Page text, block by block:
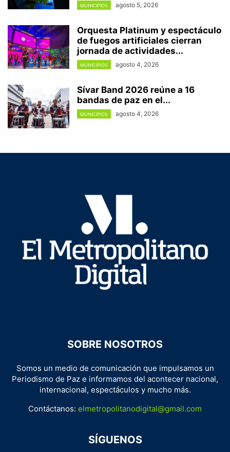
MUNICIPIOS agosto 5, 2026
Orquesta Platinum y espectáculo
de fuegos artificiales cierran
jornada de actividades...
MUNICIPIOS agosto 4, 2026
Sívar Band 2026 reúne a 16
bandas de paz en el...
MUNICIPIOS agosto 4, 2026
SOBRE NOSOTROS
Somos un medio de comunicación que impulsamos un
Periodismo de Paz e informamos del acontecer nacional,
internacional, espectáculos y mucho más.
Contáctanos: elmetropolitanodigital@gmail.com
SÍGUENOS